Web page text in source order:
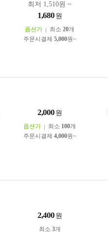
최저 1,510원 ~
1,680 원
옵션가 최소 20개
주문시결제 5,000원~
2,000 원
옵션가 최소 100개
주문시결제 4,000원~
2,400 원
최소 3개